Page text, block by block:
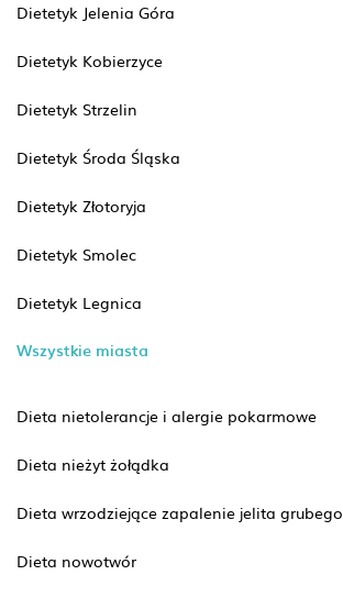
Dietetyk Jelenia Góra
Dietetyk Kobierzyce
Dietetyk Strzelin
Dietetyk Środa Śląska
Dietetyk Złotoryja
Dietetyk Smolec
Dietetyk Legnica
Wszystkie miasta
Dieta nietolerancje i alergie pokarmowe
Dieta nieżyt żołądka
Dieta wrzodziejące zapalenie jelita grubego
Dieta nowotwór